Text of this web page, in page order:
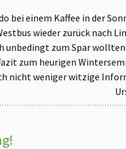
bei einem Kaffee in der
wieder zurück nach
unbedingt zum Spar
zum heurigen
nicht weniger witzige